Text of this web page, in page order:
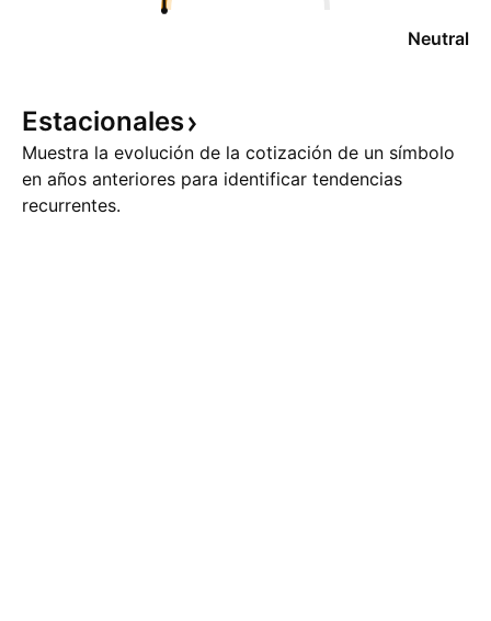
Neutral
Estacionales
Muestra la evolución de la cotización de un símbolo
en años anteriores para identificar tendencias
recurrentes.